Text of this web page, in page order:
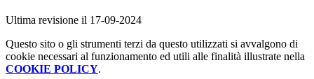
Ultima revisione il 17-09-2024
Questo sito o gli strumenti terzi da questo utilizzati si avvalgono di
cookie necessari al funzionamento ed utili alle finalità illustrate nella
COOKIE POLICY.